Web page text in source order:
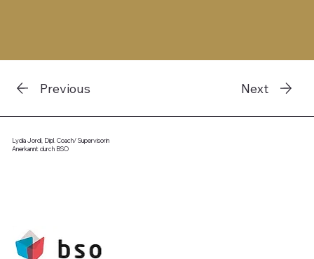
Next
Previous
Lydia Jordi, Dipl. Coach/ Supervisorin
Anerkannt durch BSO